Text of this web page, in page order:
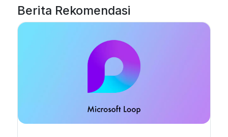
Berita Rekomendasi